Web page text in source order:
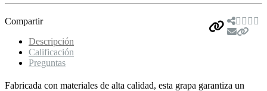
Compartir
Descripción
Calificación
Preguntas
Fabricada con materiales de alta calidad, esta grapa garantiza un